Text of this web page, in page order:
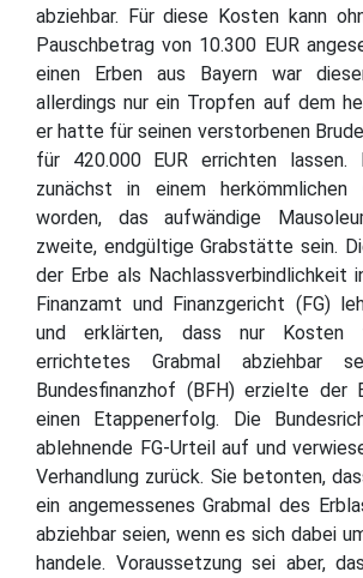
abziehbar. Für diese Kosten kann
Pauschbetrag von 10.300 EUR
einen Erben aus Bayern war
allerdings nur ein Tropfen auf dem
er hatte für seinen verstorbenen
für 420.000 EUR errichten lassen.
zunächst in einem
worden, das aufwändige
zweite, endgültige Grabstätte sein.
der Erbe als Nachlassverbindlichkeit
Finanzamt und Finanzgericht (FG)
und erklärten, dass nur
errichtetes Grabmal abziehbar
Bundesfinanzhof (BFH) erzielte der
einen Etappenerfolg. Die
ablehnende FG-Urteil auf und
Verhandlung zurück. Sie betonten,
ein angemessenes Grabmal des
abziehbar seien, wenn es sich dabei
handele. Voraussetzung sei aber,